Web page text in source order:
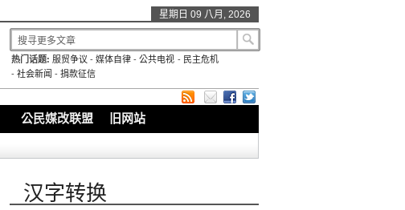
星期日 09 八月, 2026
热门话题: 服贸争议 -媒体自律 -公共电视 - 民主危机
- 社会新闻 - 捐款征信
公民媒改联盟 旧网站
汉字转换